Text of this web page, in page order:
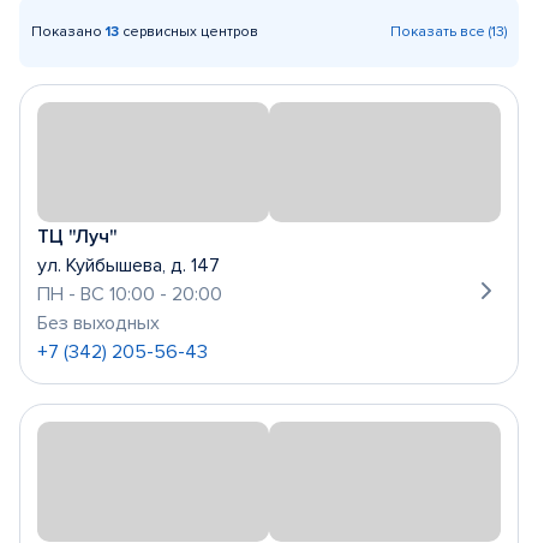
Показано 13 сервисных центров Показать все (13)
ТЦ "Луч"
ул. Куйбышева, д. 147
ПН - ВС 10:00 - 20:00
Без выходных
+7 (342) 205-56-43